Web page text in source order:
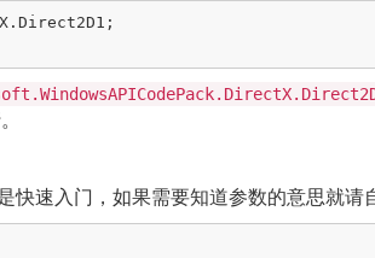
. Direct2D1 ;
速入门，如果需要知道参数的意思就请